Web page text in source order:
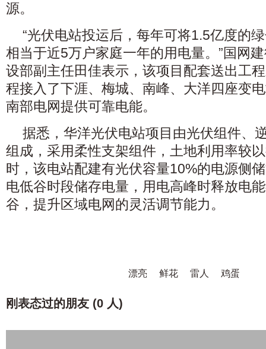
源。
“光伏电站投运后，每年可将1.5亿度的
相当于近5万户家庭一年的用电量。”国网
设部副主任田佳表示，该项目配套送出工
程接入了下涯、梅城、南峰、大洋四座变
南部电网提供可靠电能。
据悉，华洋光伏电站项目由光伏组件、
组成，采用柔性支架组件，土地利用率较
时，该电站配建有光伏容量10%的电源侧
电低谷时段储存电量，用电高峰时释放电
谷，提升区域电网的灵活调节能力。
漂亮 鲜花 雷人 鸡蛋
刚表态过的朋友 (0 人)